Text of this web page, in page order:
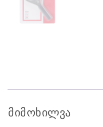
მიმოხილვა